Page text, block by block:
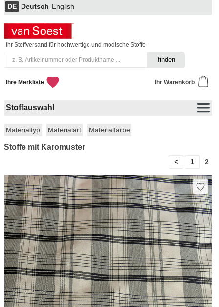
DE Deutsch English
Ihr Stoffversand für hochwertige und modische Stoffe
Ihr Warenkorb
Ihre Merkliste
Stoffauswahl
Materialtyp Materialart Materialfarbe
Stoffe mit Karomuster
< 1 2